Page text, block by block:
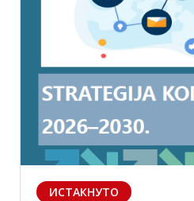
ИСТАКНУТО